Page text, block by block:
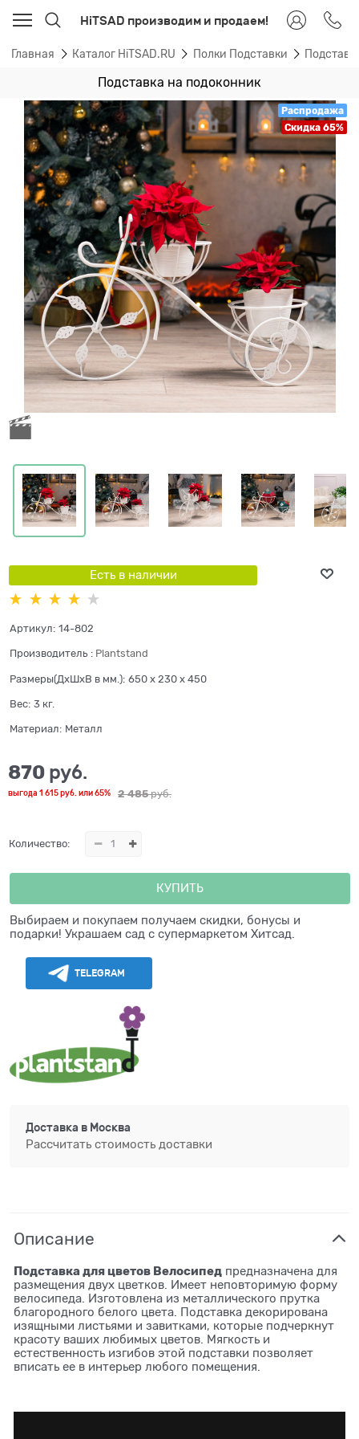
HiTSAD производим и продаем!
Главная Каталог HiTSAD.RU Полки Подставки
Подставка на подоконник
Распродажа
Скидка 65%
Есть в наличии
Артикул: 14-802
Производитель : Plantstand
Размеры(ДхШхВ в мм.): 650 x 230 x 450
Вес: 3 кг.
Материал: Металл
2 485 руб.
870 руб.
выгода 1 615 руб. или65%
Количество:
КУПИТЬ
Выбираем и покупаем получаем скидки, бонусы и
подарки! Украшаем сад с супермаркетом Хитсад.
TELEGRAM
Доставка в Москва
Рассчитать стоимость доставки
Описание
Подставка для цветов Велосипед предназначена для
размещения двух цветков. Имеет неповторимую форму
велосипеда. Изготовлена из металлического прутка
благородного белого цвета. Подставка декорирована
изящными листьями и завитками, которые подчеркнут
красоту ваших любимых цветов. Мягкость и
естественность изгибов этой подставки позволяет
вписать ее в интерьер любого помещения.